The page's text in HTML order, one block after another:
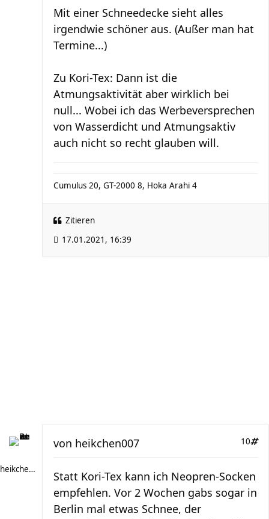
Mit einer Schneedecke sieht alles
irgendwie schöner aus. (Außer man hat
Termine...)
Zu Kori-Tex: Dann ist die
Atmungsaktivität aber wirklich bei
null... Wobei ich das Werbeversprechen
von Wasserdicht und Atmungsaktiv
auch nicht so recht glauben will.
Cumulus 20, GT-2000 8, Hoka Arahi 4
Zitieren
17.01.2021, 16:39
heikchen007
10
von heikchen007
Statt Kori-Tex kann ich Neopren-Socken
empfehlen. Vor 2 Wochen gabs sogar in
Berlin mal etwas Schnee, der